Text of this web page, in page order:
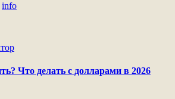
info
Что делать с долларами в 2026